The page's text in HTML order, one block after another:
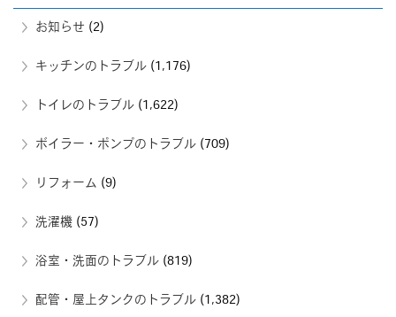
お知らせ (2)
キッチンのトラブル (1,176)
トイレのトラブル (1,622)
ボイラー・ポンプのトラブル (709)
リフォーム (9)
洗濯機 (57)
浴室・洗面のトラブル (819)
配管・屋上タンクのトラブル (1,382)